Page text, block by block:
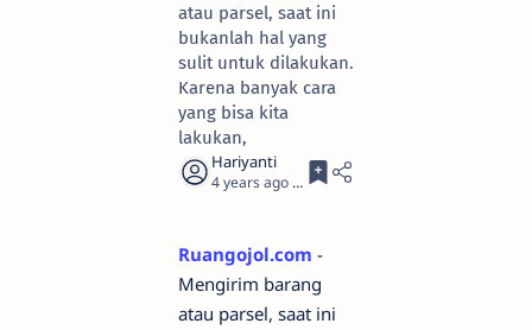
atau parsel, saat ini
bukanlah hal yang
sulit untuk dilakukan.
Karena banyak cara
yang bisa kita
lakukan,
4 years ago 3
Ruangojol.com -
Mengirim barang
atau parsel, saat ini